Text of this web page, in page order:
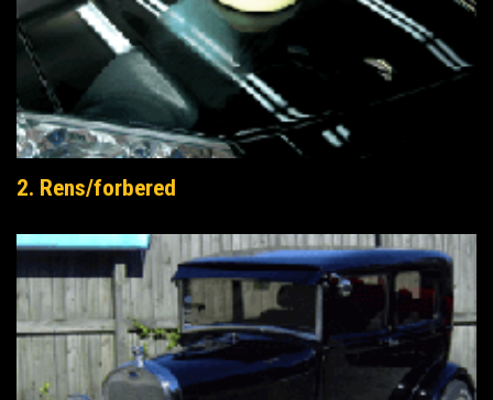
2. Rens/forbered